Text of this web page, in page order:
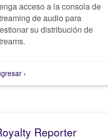
acceso a la consola de
de audio para
su distribución de
›
Reporter